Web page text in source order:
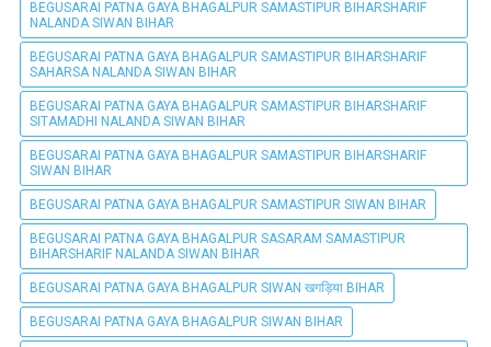
BEGUSARAI PATNA GAYA BHAGALPUR SAMASTIPUR BIHARSHARIF
NALANDA SIWAN BIHAR
BEGUSARAI PATNA GAYA BHAGALPUR SAMASTIPUR BIHARSHARIF
SAHARSA NALANDA SIWAN BIHAR
BEGUSARAI PATNA GAYA BHAGALPUR SAMASTIPUR BIHARSHARIF
SITAMADHI NALANDA SIWAN BIHAR
BEGUSARAI PATNA GAYA BHAGALPUR SAMASTIPUR BIHARSHARIF
SIWAN BIHAR
BEGUSARAI PATNA GAYA BHAGALPUR SAMASTIPUR SIWAN BIHAR
BEGUSARAI PATNA GAYA BHAGALPUR SASARAM SAMASTIPUR
BIHARSHARIF NALANDA SIWAN BIHAR
BEGUSARAI PATNA GAYA BHAGALPUR SIWAN खगड़िया BIHAR
BEGUSARAI PATNA GAYA BHAGALPUR SIWAN BIHAR